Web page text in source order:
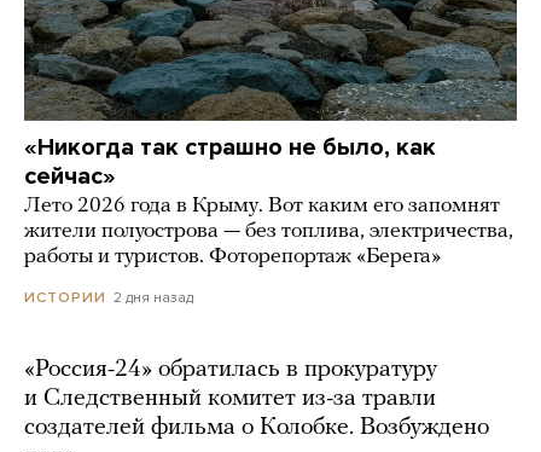
«Никогда так страшно не было, как
сейчас»
Лето 2026 года в Крыму. Вот каким его запомнят
жители полуострова — без топлива, электричества,
работы и туристов. Фоторепортаж «Берега»
ИСТОРИИ 2 дня назад
«Россия-24» обратилась в прокуратуру
и Следственный комитет из-за травли
создателей фильма о Колобке. Возбуждено